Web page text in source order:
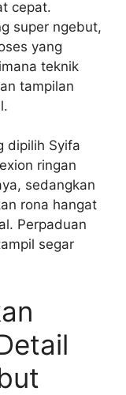
cepat.
super ngebut,
yang
teknik
tampilan
dipilih Syifa
ringan
sedangkan
rona hangat
Perpaduan
segar